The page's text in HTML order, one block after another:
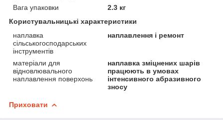
Вага упаковки
2.3 кг
Користувальницькі характеристики
наплавка
сільськогосподарських
інструментів
наплавлення і ремонт
матеріали для
відновлювального
наплавлення поверхонь
наплавка зміцнених шарів
працюють в умовах
інтенсивного абразивного
зносу
Приховати